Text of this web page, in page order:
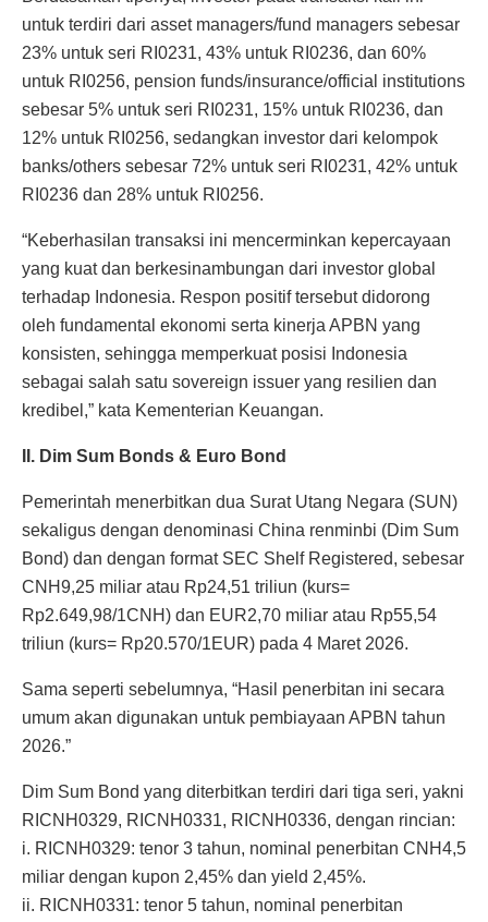
untuk terdiri dari asset managers/fund managers sebesar
23% untuk seri RI0231, 43% untuk RI0236, dan 60%
untuk RI0256, pension funds/insurance/official institutions
sebesar 5% untuk seri RI0231, 15% untuk RI0236, dan
12% untuk RI0256, sedangkan investor dari kelompok
banks/others sebesar 72% untuk seri RI0231, 42% untuk
RI0236 dan 28% untuk RI0256.
“Keberhasilan transaksi ini mencerminkan kepercayaan
yang kuat dan berkesinambungan dari investor global
terhadap Indonesia. Respon positif tersebut didorong
oleh fundamental ekonomi serta kinerja APBN yang
konsisten, sehingga memperkuat posisi Indonesia
sebagai salah satu sovereign issuer yang resilien dan
kredibel,” kata Kementerian Keuangan.
II. Dim Sum Bonds & Euro Bond
Pemerintah menerbitkan dua Surat Utang Negara (SUN)
sekaligus dengan denominasi China renminbi (Dim Sum
Bond) dan dengan format SEC Shelf Registered, sebesar
CNH9,25 miliar atau Rp24,51 triliun (kurs=
Rp2.649,98/1CNH) dan EUR2,70 miliar atau Rp55,54
triliun (kurs= Rp20.570/1EUR) pada 4 Maret 2026.
Sama seperti sebelumnya, “Hasil penerbitan ini secara
umum akan digunakan untuk pembiayaan APBN tahun
2026.”
Dim Sum Bond yang diterbitkan terdiri dari tiga seri, yakni
RICNH0329, RICNH0331, RICNH0336, dengan rincian:
i. RICNH0329: tenor 3 tahun, nominal penerbitan CNH4,5
miliar dengan kupon 2,45% dan yield 2,45%.
ii. RICNH0331: tenor 5 tahun, nominal penerbitan